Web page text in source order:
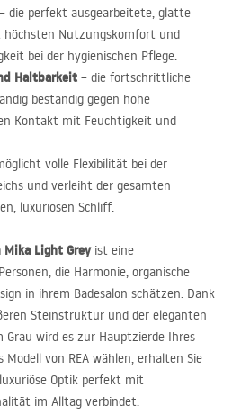
– die perfekt ausgearbeitete, glatte
höchsten Nutzungskomfort und
bei der hygienischen Pflege.
Haltbarkeit – die fortschrittliche
beständig gegen hohe
Kontakt mit Feuchtigkeit und
volle Flexibilität bei der
und verleiht der gesamten
luxuriösen Schliff.
Light Greyist eine
die Harmonie, organische
in ihrem Badesalon schätzen. Dank
Steinstruktur und der eleganten
wird es zur Hauptzierde Ihres
Modell von REA wählen, erhalten Sie
Optik perfekt mit
im Alltag verbindet.